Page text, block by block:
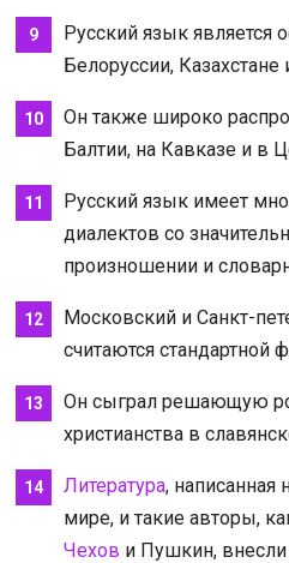
Русский язык является
Белоруссии,
Он также широко
Балтии, на Кавказе и в
Русский язык имеет
диалектов со
произношении и
Московский и Санкт-
считаются стандартной
Он сыграл решающую
христианства в
Литература, написанная
мире, и такие авторы,
Чехов и Пушкин,